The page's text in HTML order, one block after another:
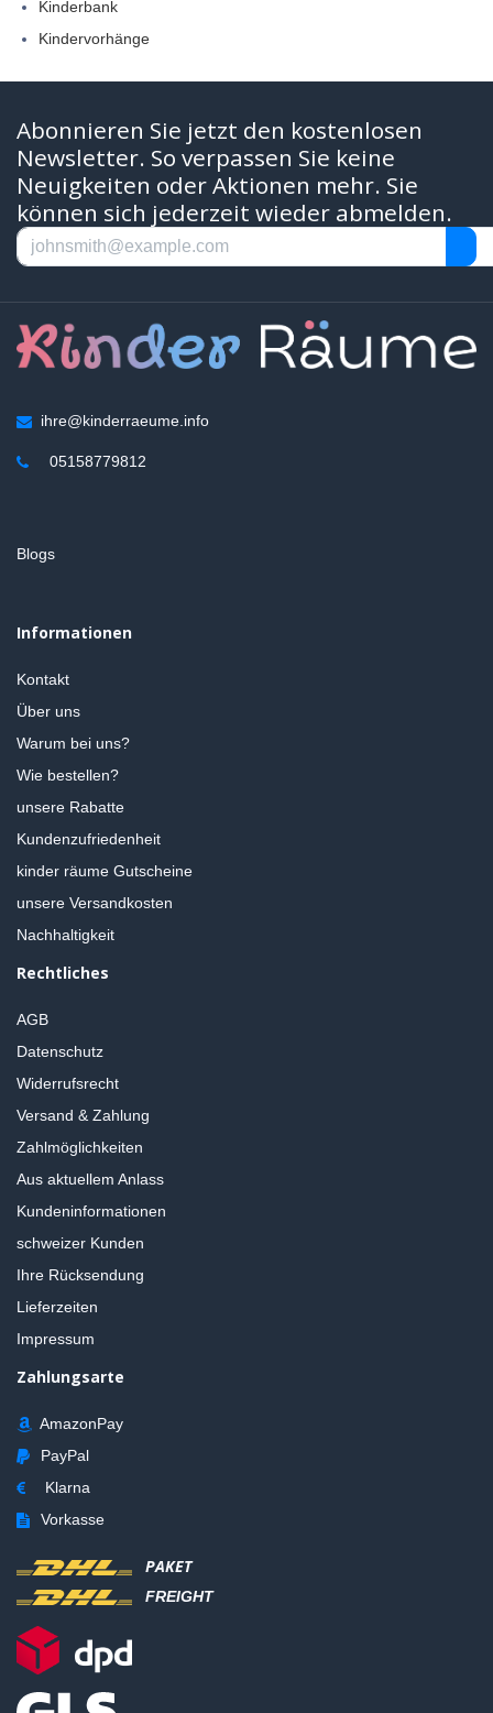
Kinderbank
Kindervorhänge
Abonnieren Sie jetzt den kostenlosen
Newsletter. So verpassen Sie keine
Neuigkeiten oder Aktionen mehr. Sie
können sich jederzeit wieder abmelden.
ihre@kinderraeume.info
05158779812
Blogs
Informationen
Kontakt
Über uns
Warum bei uns?
Wie bestellen?
unsere Rabatte
Kundenzufriedenheit
kinder räume Gutscheine
unsere Versandkosten
Nachhaltigkeit
Rechtliches
AGB
Datenschutz
Widerrufsrecht
Versand & Zahlung
Zahlmöglichkeiten
Aus aktuellem Anlass
Kundeninformationen
schweizer Kunden
Ihre Rücksendung
Lieferzeiten
Impressum
Zahlungsarte
AmazonPay
PayPal
Klarna
Vorkasse
PAKET
FREIGHT